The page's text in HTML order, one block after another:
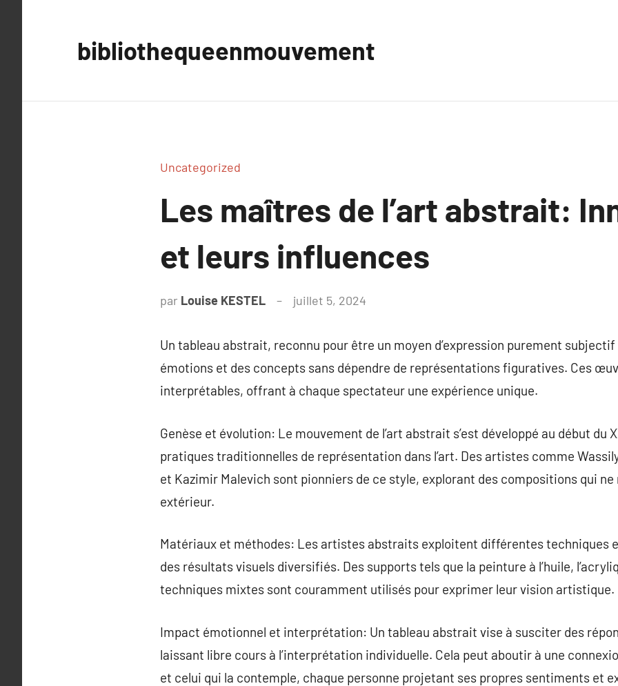
bibliothequeenmouvement
Uncategorized
Les maîtres de l’art abstrait:
et leurs influences
par Louise KESTEL juillet 5, 2024
Un tableau abstrait, reconnu pour être un moyen d’expression purement
émotions et des concepts sans dépendre de représentations figuratives. Ces
interprétables, offrant à chaque spectateur une expérience unique.
Genèse et évolution: Le mouvement de l’art abstrait s’est développé au début du
pratiques traditionnelles de représentation dans l’art. Des artistes comme
et Kazimir Malevich sont pionniers de ce style, explorant des compositions qui
extérieur.
Matériaux et méthodes: Les artistes abstraits exploitent différentes techniques
des résultats visuels diversifiés. Des supports tels que la peinture à l’huile,
techniques mixtes sont couramment utilisés pour exprimer leur vision artistique.
Impact émotionnel et interprétation: Un tableau abstrait vise à susciter des
laissant libre cours à l’interprétation individuelle. Cela peut aboutir à une
et celui qui la contemple, chaque personne projetant ses propres sentiments et